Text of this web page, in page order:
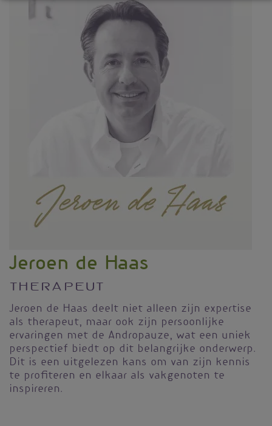
Jeroen de Haas
Therapeut
Jeroen de Haas deelt niet alleen zijn expertise
als therapeut, maar ook zijn persoonlijke
ervaringen met de Andropauze, wat een uniek
perspectief biedt op dit belangrijke onderwerp.
Dit is een uitgelezen kans om van zijn kennis
te profiteren en elkaar als vakgenoten te
inspireren.